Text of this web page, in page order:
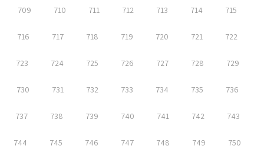
709 710 711 712 713 714 715
716 717 718 719 720 721 722
723 724 725 726 727 728 729
730 731 732 733 734 735 736
737 738 739 740 741 742 743
744 745 746 747 748 749 750